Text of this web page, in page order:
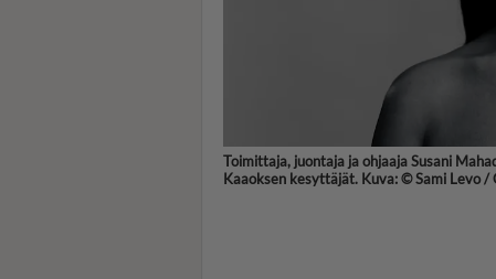
Toimittaja, juontaja ja ohjaaja Susani
Kaaoksen kesyttäjät. Kuva: © Sami Levo